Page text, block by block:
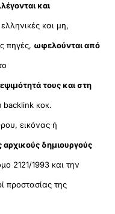
και
και μη,
πηγές, ωφελούνται από
τους και στη
κοκ.
εικόνας ή
δημιουργούς
2121/1993 και την
προστασίας της